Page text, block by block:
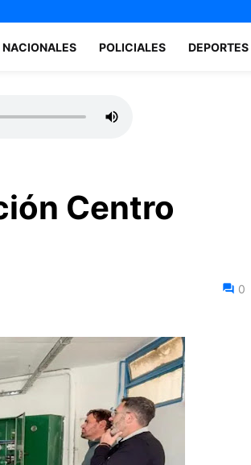
NACIONALES POLICIALES DEPORTES
Centro
0